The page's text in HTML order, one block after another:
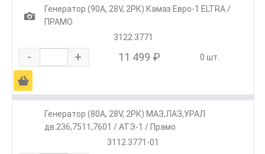
1
Генератор (90А, 28V, 2РК) Камаз Евро-1 ELTRA /
ПРАМО
3122.3771
- + 11 499 ₽ 0 шт.
Ä
Генератор (80А, 28V, 2РК) МАЗ,ЛАЗ,УРАЛ
дв.236,7511,7601 / АТЭ-1 / Прамо
3112.3771-01